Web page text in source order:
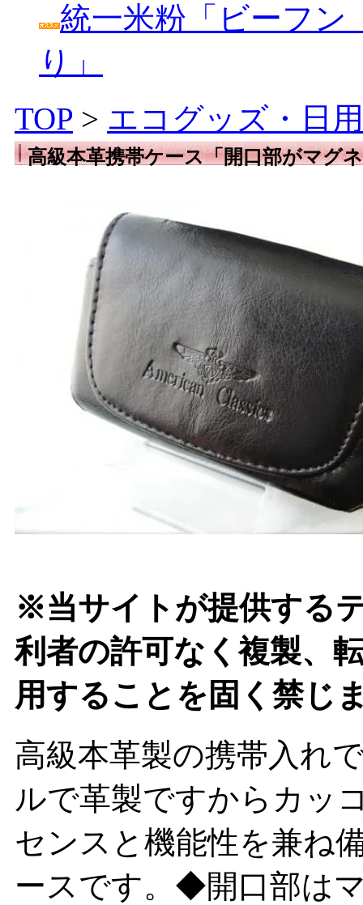
統一米粉「ビーフン
り」
TOP > エコグッズ・日
高級本革携帯ケース「開口部がマグ
※当サイトが提供する
利者の許可なく複製、
用することを固く禁じ
高級本革製の携帯入れ
ルで革製ですからカッ
センスと機能性を兼ね
ースです。◆開口部は